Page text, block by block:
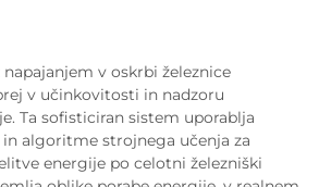
v oskrbi železnice
v učinkovitosti in nadzoru
Ta sofisticiran sistem uporablja
algoritme strojnega učenja za
energije po celotni železniški